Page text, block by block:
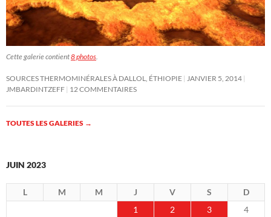
Cette galerie contient8 photos
SOURCES THERMOMINÉRALES À DALLOL, ÉTHIOPIE
JANVIER 5, 2014
JMBARDINTZEFF 12 COMMENTAIRES
TOUTES LES GALERIES →
JUIN 2023
L M M J V S
D
1
2 3
4